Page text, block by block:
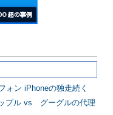
ン iPhoneの独走続く
プル vs グーグルの代理